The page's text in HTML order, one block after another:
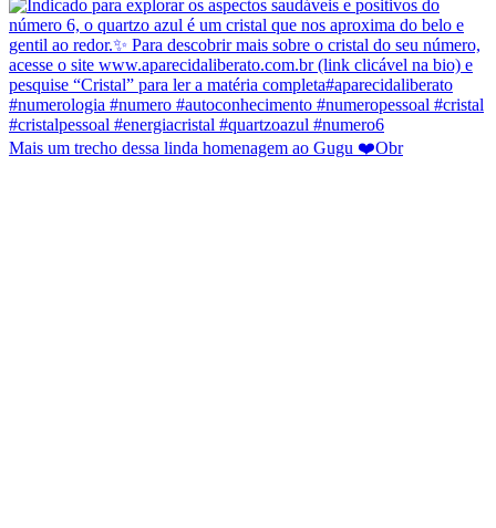
Mais um trecho dessa linda homenagem ao Gugu ❤️Obr